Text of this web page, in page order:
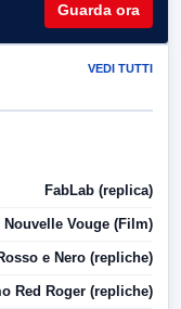
Guarda ora
VEDI TUTTI
FabLab (replica)
Nouvelle Vouge (Film)
e Nero (repliche)
Red Roger (repliche)